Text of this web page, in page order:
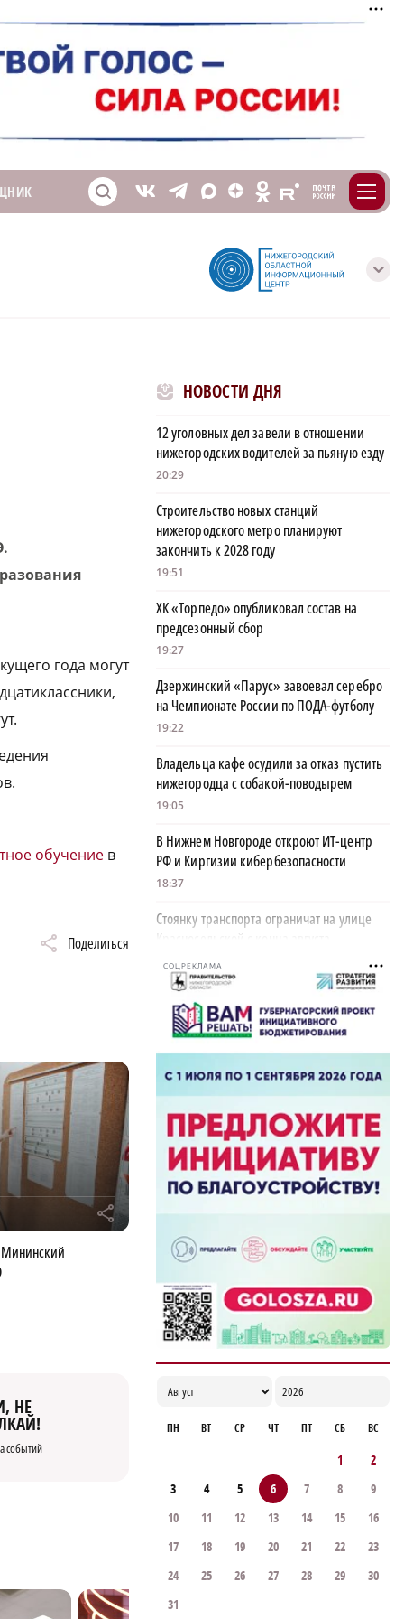
S V T X Z O E m
с
года могут
обучение в
Поделиться
r
Мининский
НЕ
событий
НОВОСТИ ДНЯ
12 уголовных дел завели в отношении
нижегородских водителей за пьяную езду
20:29
Строительство новых станций
нижегородского метро планируют
закончить к 2028 году
19:51
ХК «Торпедо» опубликовал состав на
предсезонный сбор
19:27
Дзержинский «Парус» завоевал серебро
на Чемпионате России по ПОДА-футболу
19:22
Владельца кафе осудили за отказ пустить
нижегородца с собакой-поводырем
19:05
В Нижнем Новгороде откроют ИТ-центр
РФ и Киргизии кибербезопасности
18:37
Стоянку транспорта ограничат на улице
Красносельской с конца августа
18:37
Волонтеры обнаружили заброшенный
дом, в котором живет около 20 собак и
щенков
18:02
В Нижегородской области наградили
более 40 организаций к Дню строителя
17:57
Садыр Жапаров и Глеб Никитин провели
рабочую встречу в Киргизии
17:38
СОЦРЕКЛАМА
ПН ВТ СР ЧТ ПТ СБ ВС
1
2
3
4 5 6 7 8
9
10
11 12 13 14 15
16
17
18 19 20 21 22
23
24
25 26 27 28 29
30
31